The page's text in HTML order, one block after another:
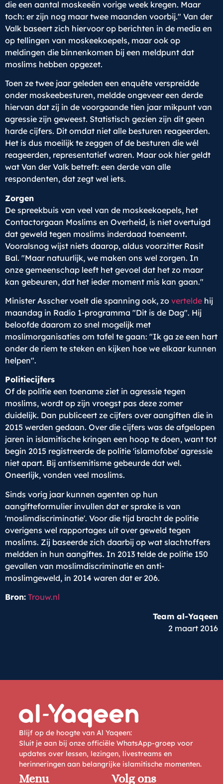
die een aantal moskeeën vorige week kregen. Maar
toch: er zijn nog maar twee maanden voorbij." Van der
Valk baseert zich hiervoor op berichten in de media en
op tellingen van moskeekoepels, maar ook op
meldingen die binnenkomen bij een meldpunt dat
moslims hebben opgezet.
Toen ze twee jaar geleden een enquête verspreidde
onder moskeebesturen, meldde ongeveer een derde
hiervan dat zij in de voorgaande tien jaar mikpunt van
agressie zijn geweest. Statistisch gezien zijn dit geen
harde cijfers. Dit omdat niet alle besturen reageerden.
Het is dus moeilijk te zeggen of de besturen die wél
reageerden, representatief waren. Maar ook hier geldt
wat Van der Valk betreft: een derde van alle
respondenten, dat zegt wel iets.
Zorgen
De spreekbuis van veel van de moskeekoepels, het
Contactorgaan Moslims en Overheid, is niet overtuigd
dat geweld tegen moslims inderdaad toeneemt.
Vooralsnog wijst niets daarop, aldus voorzitter Rasit
Bal. "Maar natuurlijk, we maken ons wel zorgen. In
onze gemeenschap leeft het gevoel dat het zo maar
kan gebeuren, dat het ieder moment mis kan gaan."
Minister Asscher voelt die spanning ook, zo vertelde hij
maandag in Radio 1-programma "Dit is de Dag". Hij
beloofde daarom zo snel mogelijk met
moslimorganisaties om tafel te gaan: "Ik ga ze een hart
onder de riem te steken en kijken hoe we elkaar kunnen
helpen".
Politiecijfers
Of de politie een toename ziet in agressie tegen
moslims, wordt op zijn vroegst pas deze zomer
duidelijk. Dan publiceert ze cijfers over aangiften die in
2015 werden gedaan. Over die cijfers was de afgelopen
jaren in islamitische kringen een hoop te doen, want tot
begin 2015 registreerde de politie 'islamofobe' agressie
niet apart. Bij antisemitisme gebeurde dat wel.
Oneerlijk, vonden veel moslims.
Sinds vorig jaar kunnen agenten op hun
aangifteformulier invullen dat er sprake is van
'moslimdiscriminatie'. Voor die tijd bracht de politie
overigens wel rapportages uit over geweld tegen
moslims. Zij baseerde zich daarbij op wat slachtoffers
meldden in hun aangiftes. In 2013 telde de politie 150
gevallen van moslimdiscriminatie en anti-
moslimgeweld, in 2014 waren dat er 206.
Bron: Trouw.nl
Team al-Yaqeen
2 maart 2016
Blijf op de hoogte van Al Yaqeen:
Sluit je aan bij onze officiële WhatsApp-groep voor
updates over lessen, lezingen, livestreams en
herinneringen aan belangrijke islamitische momenten.
Menu Volg ons